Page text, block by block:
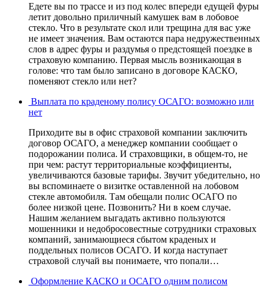
Едете вы по трассе и из под колес впереди едущей фуры
летит довольно приличный камушек вам в лобовое
стекло. Что в результате скол или трещина для вас уже
не имеет значения. Вам остаются пара недружественных
слов в адрес фуры и раздумья о предстоящей поездке в
страховую компанию. Первая мысль возникающая в
голове: что там было записано в договоре КАСКО,
поменяют стекло или нет?
Выплата по краденому полису ОСАГО: возможно или
нет
Приходите вы в офис страховой компании заключить
договор ОСАГО, а менеджер компании сообщает о
подорожании полиса. И страховщики, в общем-то, не
при чем: растут территориальные коэффициенты,
увеличиваются базовые тарифы. Звучит убедительно, но
вы вспоминаете о визитке оставленной на лобовом
стекле автомобиля. Там обещали полис ОСАГО по
более низкой цене. Позвонить? Ни в коем случае.
Нашим желанием выгадать активно пользуются
мошенники и недобросовестные сотрудники страховых
компаний, занимающиеся сбытом краденых и
поддельных полисов ОСАГО. И когда наступает
страховой случай вы понимаете, что попали…
Оформление КАСКО и ОСАГО одним полисом